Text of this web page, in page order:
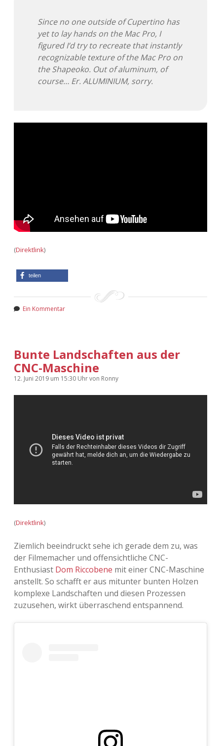
Since no one outside of Cupertino has
yet to lay hands on the Mac Pro, I
figured I’d try to recreate that instantly
recognizable texture of the Mac Pro on
the Shapeoko. Out of aluminum, of
course… Er. ALUMINIUM, sorry.
(Direktlink)
teilen
Ein Kommentar
Bunte Landschaften aus der
CNC-Maschine
12. Juni 2019 um 15:30 Uhrvon Ronny
(Direktlink)
Ziemlich beeindruckt sehe ich gerade dem zu, was
der Filmemacher und offensichtliche CNC-
Enthusiast Dom Riccobene mit einer CNC-Maschine
anstellt. So schafft er aus mitunter bunten Holzen
komplexe Landschaften und diesen Prozessen
zuzusehen, wirkt überraschend entspannend.